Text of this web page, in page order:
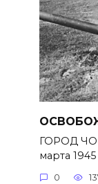
ГОРОД
марта 1945
0